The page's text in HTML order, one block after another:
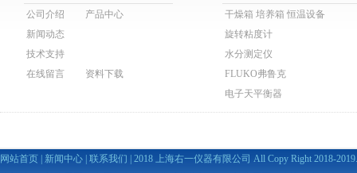
公司介绍
产品中心
新闻动态
技术支持
在线留言
资料下载
干燥箱 培养箱 恒温设备
旋转粘度计
水分测定仪
FLUKO弗鲁克
电子天平衡器
网站首页 新闻中心 联系我们 | 2018 上海右一仪器有限公司 All Copy Right 2018-